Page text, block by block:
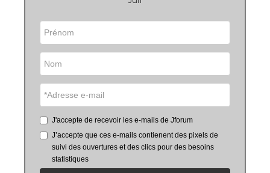
J'accepte de recevoir les e-mails de Jforum
J’accepte que ces e-mails contienent des pixels de
suivi des ouvertures et des clics pour des besoins
statistiques